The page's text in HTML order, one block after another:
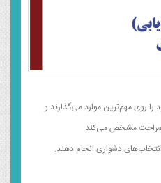
را روی مهم‌ترین موارد می‌گذارند و
صراحت مشخص می‌کند.